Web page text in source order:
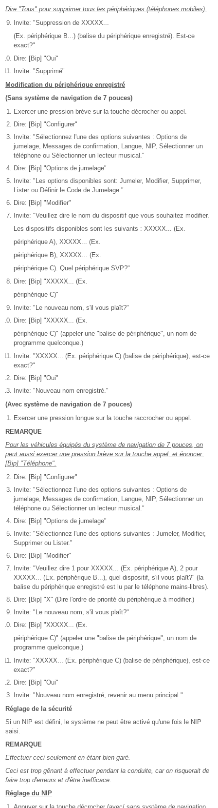
Dire "Tous" pour supprimer tous les périphériques (téléphones mobiles).
Invite: "Suppression de XXXXX...
(Ex. périphérique B...) (balise du périphérique enregistré). Est-ce
exact?"
Dire: [Bip] "Oui"
Invite: "Supprimé"
Modification du périphérique enregistré
(Sans système de navigation de 7 pouces)
Exercer une pression brève sur la touche décrocher ou appel.
Dire: [Bip] "Configurer"
Invite: "Sélectionnez l'une des options suivantes : Options de
jumelage, Messages de confirmation, Langue, NIP, Sélectionner un
téléphone ou Sélectionner un lecteur musical."
Dire: [Bip] "Options de jumelage"
Invite: "Les options disponibles sont: Jumeler, Modifier, Supprimer,
Lister ou Définir le Code de Jumelage."
Dire: [Bip] "Modifier"
Invite: "Veuillez dire le nom du dispositif que vous souhaitez modifier.
Les dispositifs disponibles sont les suivants : XXXXX... (Ex.
périphérique A), XXXXX... (Ex.
périphérique B), XXXXX... (Ex.
périphérique C). Quel périphérique SVP?"
Dire: [Bip] "XXXXX... (Ex.
périphérique C)"
Invite: "Le nouveau nom, s'il vous plaît?"
Dire: [Bip] "XXXXX... (Ex.
périphérique C)" (appeler une "balise de périphérique", un nom de
programme quelconque.)
Invite: "XXXXX... (Ex. périphérique C) (balise de périphérique), est-ce
exact?"
Dire: [Bip] "Oui"
Invite: "Nouveau nom enregistré."
(Avec système de navigation de 7 pouces)
Exercer une pression longue sur la touche raccrocher ou appel.
REMARQUE
Pour les véhicules équipés du système de navigation de 7 pouces, on
peut aussi exercer une pression brève sur la touche appel, et énoncer:
[Bip] "Téléphone".
Dire: [Bip] "Configurer"
Invite: "Sélectionnez l'une des options suivantes : Options de
jumelage, Messages de confirmation, Langue, NIP, Sélectionner un
téléphone ou Sélectionner un lecteur musical."
Dire: [Bip] "Options de jumelage"
Invite: "Sélectionnez l'une des options suivantes : Jumeler, Modifier,
Supprimer ou Lister."
Dire: [Bip] "Modifier"
Invite: "Veuillez dire 1 pour XXXXX... (Ex. périphérique A), 2 pour
XXXXX... (Ex. périphérique B...), quel dispositif, s'il vous plaît?" (la
balise du périphérique enregistré est lu par le téléphone mains-libres).
Dire: [Bip] "X" (Dire l'ordre de priorité du périphérique à modifier.)
Invite: "Le nouveau nom, s'il vous plaît?"
Dire: [Bip] "XXXXX... (Ex.
périphérique C)" (appeler une "balise de périphérique", un nom de
programme quelconque.)
Invite: "XXXXX... (Ex. périphérique C) (balise de périphérique), est-ce
exact?"
Dire: [Bip] "Oui"
Invite: "Nouveau nom enregistré, revenir au menu principal."
Réglage de la sécurité
Si un NIP est défini, le système ne peut être activé qu'une fois le NIP
saisi.
REMARQUE
Effectuer ceci seulement en étant bien garé.
Ceci est trop gênant à effectuer pendant la conduite, car on risquerait de
faire trop d'erreurs et d'être inefficace.
Réglage du NIP